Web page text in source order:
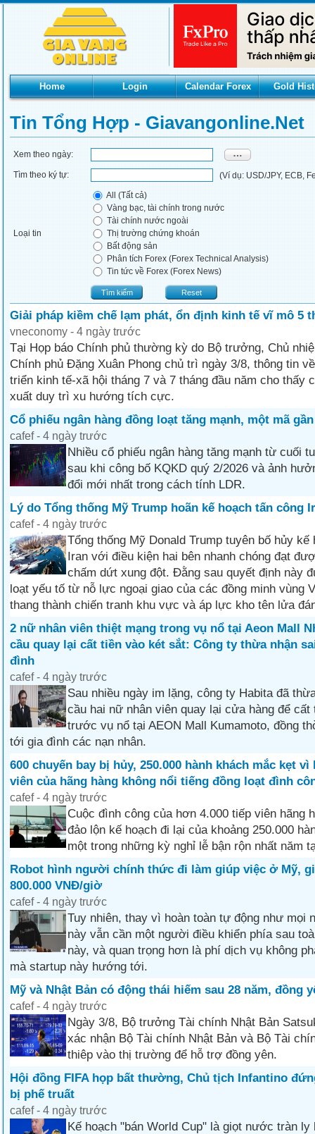
Home Login Calendar Forex Gold
Tin Tổng Hợp - Giavangonline.net
Xem theo ngày:
Tìm theo ký tự: (Ví dụ: USD/JPY, ECB,
Loại tin
All (Tất cả)
Vàng bạc, tài chính trong nước
Tài chính nước ngoài
Thị trường chứng khoán
Bất động sản
Phân tích Forex (Forex Technical Analysis)
Tin tức về Forex (Forex News)
Tìm kiếm Reset
Giải pháp kiềm chế lạm phát, ổn định kinh tế vĩ mô 5
vneconomy - 4 ngày trước
Tại Họp báo Chính phủ thường kỳ do Bộ trưởng, Chủ
Chính phủ Đặng Xuân Phong chủ trì ngày 3/8, thông tin
triển kinh tế-xã hội tháng 7 và 7 tháng đầu năm cho thấy
xuất duy trì xu hướng tích cực.
Cổ phiếu ngân hàng đồng loạt tăng mạnh, một mã
cafef - 4 ngày trước
Nhiều cổ phiếu ngân hàng tăng mạnh từ cuối
sau khi công bố KQKD quý 2/2026 và ảnh
đổi mới nhất trong cách tính LDR.
Lý do Tổng thống Mỹ Trump hoãn kế hoạch tấn công
cafef - 4 ngày trước
Tổng thống Mỹ Donald Trump tuyên bố hủy kế
Iran với điều kiện hai bên nhanh chóng đạt
chấm dứt xung đột. Đằng sau quyết định này
loạt yếu tố từ nỗ lực ngoại giao của các đồng minh vùng
thang thành chiến tranh khu vực và áp lực kho tên lửa
2 nữ nhân viên thiệt mạng trong vụ nổ tại Aeon Mall
cầu quay lại cất tiền vào két sắt: Công ty thừa nhận
đình
cafef - 4 ngày trước
Sau nhiều ngày im lặng, công ty Habita đã
cầu hai nữ nhân viên quay lại cửa hàng để cất
trước vụ nổ tại AEON Mall Kumamoto, đồng
tới gia đình các nạn nhân.
600 chuyến bay bị hủy, 250.000 hành khách mắc kẹt vì
viên của hãng hàng không nổi tiếng đồng loạt đình
cafef - 4 ngày trước
Cuộc đình công của hơn 4.000 tiếp viên hãng
đảo lộn kế hoạch đi lại của khoảng 250.000
một trong những kỳ nghỉ lễ bận rộn nhất năm
Robot hình người chính thức đi làm giúp việc ở Mỹ,
800.000 VNĐ/giờ
cafef - 4 ngày trước
Tuy nhiên, thay vì hoàn toàn tự động như mọi
này vẫn cần một người điều khiển phía sau
này, và quan trọng hơn là phí dịch vụ không
mà startup này hướng tới.
Mỹ và Nhật Bản có động thái hiếm sau 28 năm, đồng
cafef - 4 ngày trước
Ngày 3/8, Bộ trưởng Tài chính Nhật Bản
xác nhận Bộ Tài chính Nhật Bản và Bộ Tài
thiêp vào thị trường để hỗ trợ đồng yên.
Hội đồng FIFA họp bất thường, Chủ tịch Infantino
bị phế truất
cafef - 4 ngày trước
Kế hoạch "bán World Cup" là giọt nước tràn ly